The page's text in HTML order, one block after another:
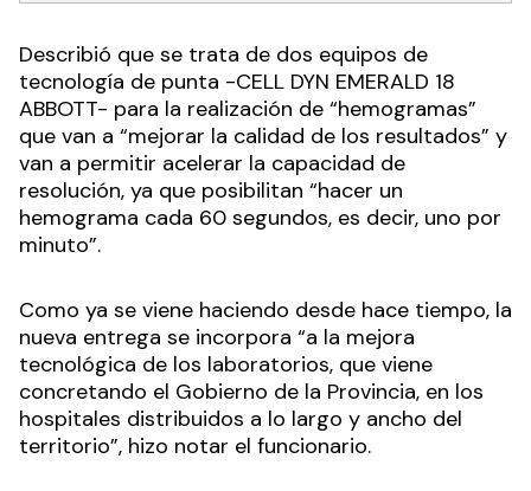
Describió que se trata de dos equipos de
tecnología de punta -CELL DYN EMERALD 18
ABBOTT- para la realización de “hemogramas”
que van a “mejorar la calidad de los resultados” y
van a permitir acelerar la capacidad de
resolución, ya que posibilitan “hacer un
hemograma cada 60 segundos, es decir, uno por
minuto”.
Como ya se viene haciendo desde hace tiempo, la
nueva entrega se incorpora “a la mejora
tecnológica de los laboratorios, que viene
concretando el Gobierno de la Provincia, en los
hospitales distribuidos a lo largo y ancho del
territorio”, hizo notar el funcionario.